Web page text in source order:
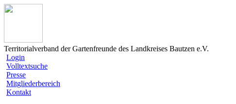
Territorialverband der Gartenfreunde des Landkreises Bautzen e.V.
Login
Volltextsuche
Presse
Mitgliederbereich
Kontakt